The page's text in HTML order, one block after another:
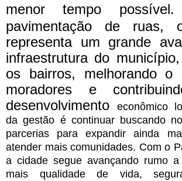
menor tempo
pavimentação de ruas,
representa um grande
infraestrutura do
os bairros, melhorando o
moradores e
desenvolvimento
econômico
da gestão é continuar buscando
parcerias para expandir ainda
atender mais comunidades. Com o
a cidade segue avançando rumo
mais qualidade de vida,